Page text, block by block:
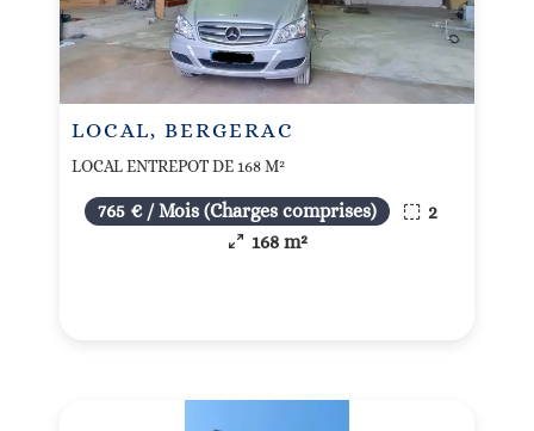
LOCAL, BERGERAC
LOCAL ENTREPOT DE 168 M²
765 € / Mois (Charges comprises)
2
168 m²